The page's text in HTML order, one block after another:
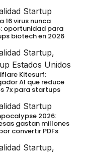
Startup
16 virus nunca
oportunidad para
biotech en 2026
Startup,
Estados Unidos
Kitesurf:
AI que reduce
7x para startups
Startup
2026:
gastan millones
convertir PDFs
Startup,